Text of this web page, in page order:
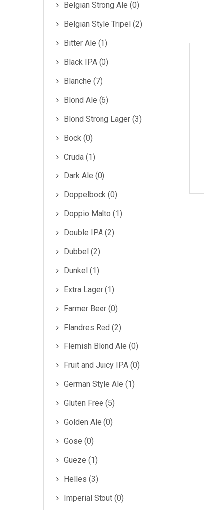
Belgian Strong Ale (0)
Belgian Style Tripel (2)
Bitter Ale (1)
Black IPA (0)
Blanche (7)
Blond Ale (6)
Blond Strong Lager (3)
Bock (0)
Cruda (1)
Dark Ale (0)
Doppelbock (0)
Doppio Malto (1)
Double IPA (2)
Dubbel (2)
Dunkel (1)
Extra Lager (1)
Farmer Beer (0)
Flandres Red (2)
Flemish Blond Ale (0)
Fruit and Juicy IPA (0)
German Style Ale (1)
Gluten Free (5)
Golden Ale (0)
Gose (0)
Gueze (1)
Helles (3)
Imperial Stout (0)